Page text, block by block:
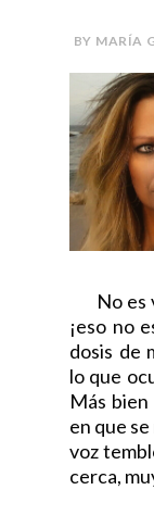
BY MARÍA
No es
¡eso no
dosis de
lo que
Más
en que
voz
cerca,